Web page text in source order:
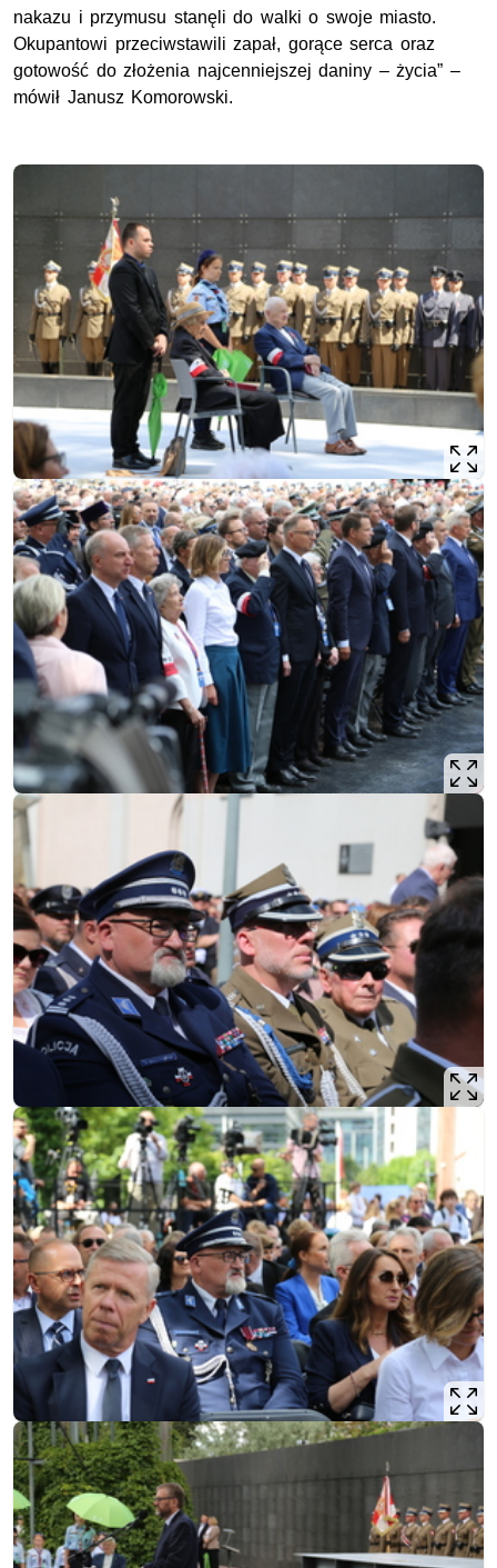
nakazu i przymusu stanęli do walki o swoje miasto.
Okupantowi przeciwstawili zapał, gorące serca oraz
gotowość do złożenia najcenniejszej daniny – życia” –
mówił Janusz Komorowski.